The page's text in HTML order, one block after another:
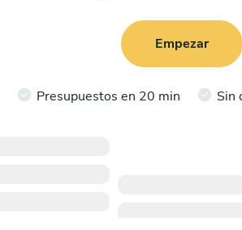
Empezar
Presupuestos en 20 min Sin